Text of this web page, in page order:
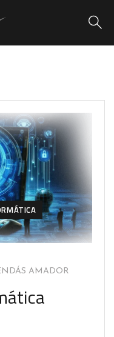
AMADOR